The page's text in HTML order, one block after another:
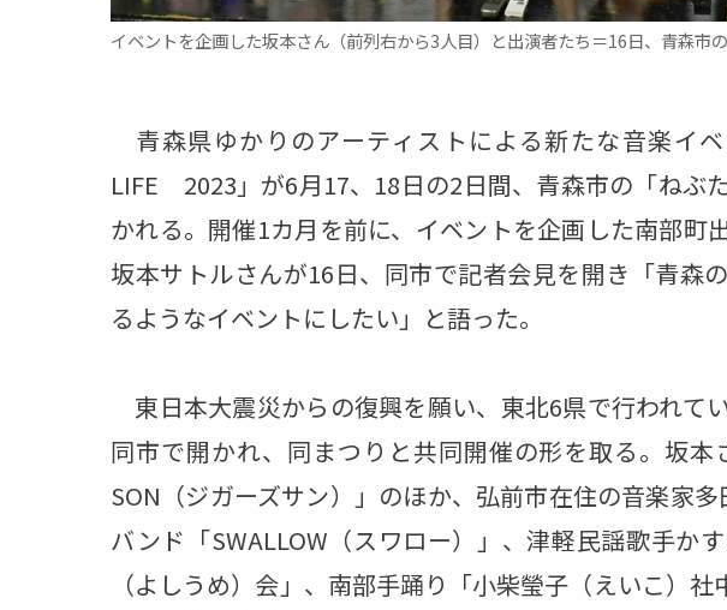
イベントを企画した坂本さん（前列右から3人目）と出演者たち＝16日、青森市
青森県ゆかりのアーティストによる新たな音楽イ
LIFE 2023」が6月17、18日の2日間、青森市の「ねぶ
かれる。開催1カ月を前に、イベントを企画した南部町
坂本サトルさんが16日、同市で記者会見を開き「青森
るようなイベントにしたい」と語った。
東日本大震災からの復興を願い、東北6県で行われて
同市で開かれ、同まつりと共同開催の形を取る。坂本
SON（ジガーズサン）」のほか、弘前市在住の音楽家
バンド「SWALLOW（スワロー）」、津軽民謡歌手か
（よしうめ）会」、南部手踊り「小柴瑩子（えいこ）